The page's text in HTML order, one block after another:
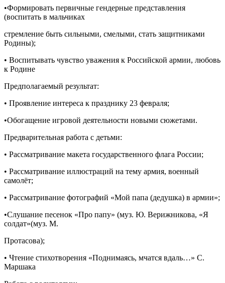
•Формировать первичные гендерные представления
(воспитать в мальчиках
стремление быть сильными, смелыми, стать защитниками
Родины);
• Воспитывать чувство уважения к Российской армии, любовь
к Родине
Предполагаемый результат:
• Проявление интереса к празднику 23 февраля;
•Обогащение игровой деятельности новыми сюжетами.
Предварительная работа с детьми:
• Рассматривание макета государственного флага России;
• Рассматривание иллюстраций на тему армия, военный
самолёт;
• Рассматривание фотографий «Мой папа (дедушка) в армии»;
•Слушание песенок «Про папу» (муз. Ю. Верижникова, «Я
солдат»(муз. М.
Протасова);
• Чтение стихотворения «Поднимаясь, мчатся вдаль…» С.
Маршака